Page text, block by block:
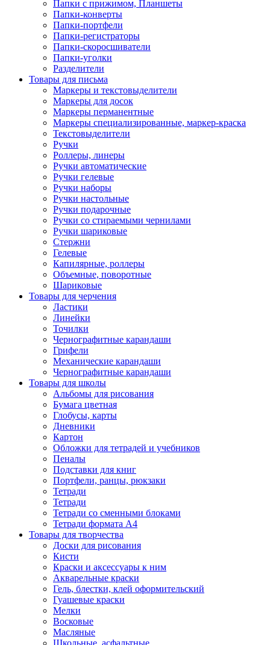
Папки с прижимом, Планшеты
Папки-конверты
Папки-портфели
Папки-регистраторы
Папки-скоросшиватели
Папки-уголки
Разделители
Товары для письма
Маркеры и текстовыделители
Маркеры для досок
Маркеры перманентные
Маркеры специализированные, маркер-краска
Текстовыделители
Ручки
Роллеры, линеры
Ручки автоматические
Ручки гелевые
Ручки наборы
Ручки настольные
Ручки подарочные
Ручки со стираемыми чернилами
Ручки шариковые
Стержни
Гелевые
Капилярные, роллеры
Объемные, поворотные
Шариковые
Товары для черчения
Ластики
Линейки
Точилки
Чернографитные карандаши
Грифели
Механические карандаши
Чернографитные карандаши
Товары для школы
Альбомы для рисования
Бумага цветная
Глобусы, карты
Дневники
Картон
Обложки для тетрадей и учебников
Пеналы
Подставки для книг
Портфели, ранцы, рюкзаки
Тетради
Тетради
Тетради со сменными блоками
Тетради формата А4
Товары для творчества
Доски для рисования
Кисти
Краски и аксессуары к ним
Акварельные краски
Гель, блестки, клей оформительский
Гуашевые краски
Мелки
Восковые
Масляные